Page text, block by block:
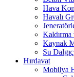
Hava
Havalı
Kaldırma
Kaynak
Su
Hırdavat
Mobilya